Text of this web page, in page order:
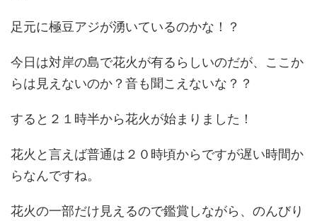
足元に極豆アジが湧いているのかな！？
今日は対岸の島で花火が有るらしいのだが、ここか
らは見えないのか？音も聞こえないな？？
すると２１時半から花火が始まりました！
花火と言えば普通は２０時頃からですが遅い時間か
らなんですね。
花火の一部だけ見えるので鑑賞しながら、のんびり